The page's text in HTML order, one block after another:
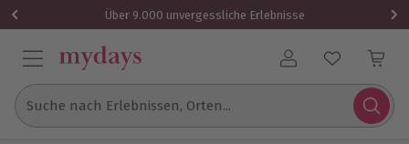
Über 9.000 unvergessliche Erlebnisse
Benutzerkonto
Suche nach Erlebnissen, Orten...